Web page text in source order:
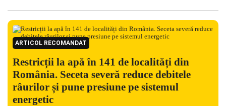
ARTICOL RECOMANDAT
Restricții la apă în 141 de localități din
România. Seceta severă reduce debitele
râurilor și pune presiune pe sistemul
energetic